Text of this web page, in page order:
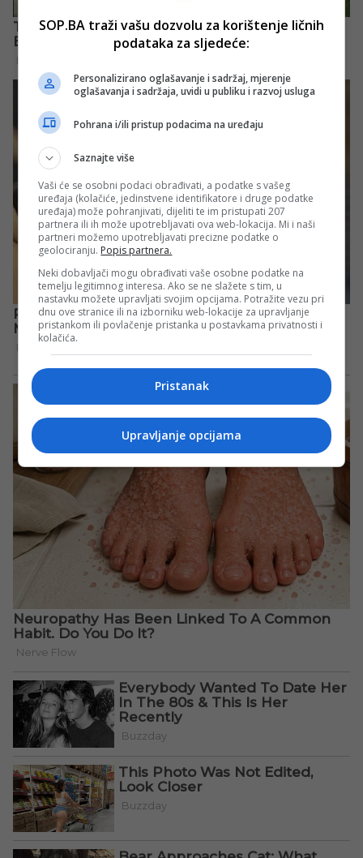
SOP.BA traži vašu dozvolu za korištenje ličnih
podataka za sljedeće:
Personalizirano oglašavanje i sadržaj, mjerenje
oglašavanja i sadržaja, uvidi u publiku i razvoj usluga
Pohrana i/ili pristup podacima na uređaju
Saznajte više
Vaši će se osobni podaci obrađivati, a podatke s vašeg
uređaja (kolačiće, jedinstvene identifikatore i druge podatke
uređaja) može pohranjivati, dijeliti te im pristupati 207
partnera ili ih može upotrebljavati ova web-lokacija. Mi i naši
partneri možemo upotrebljavati precizne podatke o
geolociranju. Popis partnera.
Neki dobavljači mogu obrađivati vaše osobne podatke na
temelju legitimnog interesa. Ako se ne slažete s tim, u
nastavku možete upravljati svojim opcijama. Potražite vezu pri
dnu ove stranice ili na izborniku web-lokacije za upravljanje
pristankom ili povlačenje pristanka u postavkama privatnosti i
kolačića.
Pristanak
Upravljanje opcijama